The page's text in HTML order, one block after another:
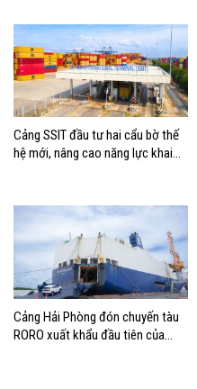
Cảng SSIT đầu tư hai cẩu bờ thế
hệ mới, nâng cao năng lực khai
Cảng Hải Phòng đón chuyến tàu
RORO xuất khẩu đầu tiên của